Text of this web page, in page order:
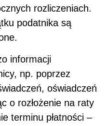
rozliczeniach.
podatnika są
informacji
np. poprzez
oświadczeń
o rozłożenie na raty
terminu płatności ­–